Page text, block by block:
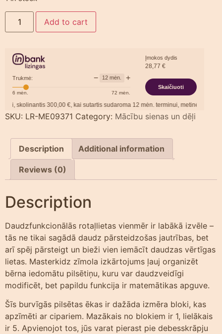
Add to cart
Trukmė: − 12 mėn. +
6 mėn. 72 mėn.
Įmokos dydis
28,77 €
Skaičiuoti
skolinantis300,00€, kai sutartis sudaroma12mėn. terminui, metinė palūkanų
SKU: LR-ME09371 Category: Mācību sienas un dēļi
Description Additional information
Reviews (0)
Description
Daudzfunkcionālās rotaļlietas vienmēr ir labākā izvēle –
tās ne tikai sagādā daudz pārsteidzošas jautrības, bet
arī spēj pārsteigt un bieži vien iemācīt daudzas vērtīgas
lietas. Masterkidz zīmola izkārtojums ļauj organizēt
bērna iedomātu pilsētiņu, kuru var daudzveidīgi
modificēt, bet papildu funkcija ir matemātikas apguve.
Šīs burvīgās pilsētas ēkas ir dažāda izmēra bloki, kas
apzīmēti ar cipariem. Mazākais no blokiem ir 1, lielākais
ir 5. Apvienojot tos, jūs varat pierast pie debesskrāpju